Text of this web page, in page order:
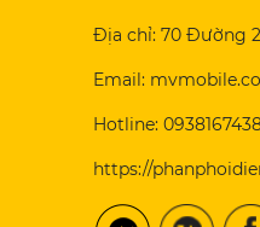
Địa chỉ: 70 Đường
Email:
Hotline:
https://